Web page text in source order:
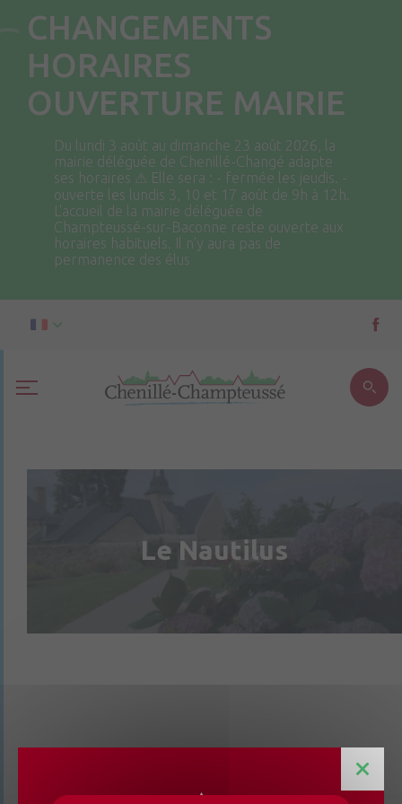
CHANGEMENTS
HORAIRES
OUVERTURE MAIRIE
Du lundi 3 août au dimanche 23 août 2026, la
mairie déléguée de Chenillé-Changé adapte
ses horaires ⚠ Elle sera : - fermée les jeudis. -
ouverte les lundis 3, 10 et 17 août de 9h à 12h.
L'accueil de la mairie déléguée de
Champteussé-sur-Baconne reste ouverte aux
horaires habituels. Il n'y aura pas de
permanence des élus
Le Nautilus